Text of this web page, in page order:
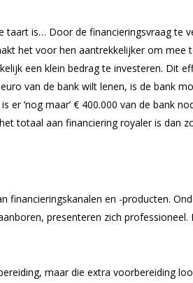
is… Door de financieringsvraag te
het voor hen aantrekkelijker om mee
een klein bedrag te investeren. Dit
van de bank wilt lenen, is de bank
‘nog maar’ € 400.000 van de bank
totaal aan financiering royaler is dan
en -producten.
presenteren zich
maar die extra voorbereiding